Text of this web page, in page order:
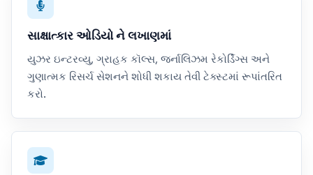
સાક્ષાત્કાર ઓડિયો ને લખાણમાં
યુઝર ઇન્ટરવ્યુ, ગ્રાહક કૉલ્સ, જર્નાલિઝમ રેકોર્ડિંગ્સ અને
ગુણાત્મક રિસર્ચ સેશનને શોધી શકાય તેવી ટેક્સ્ટમાં રૂપાંતરિત
કરો.